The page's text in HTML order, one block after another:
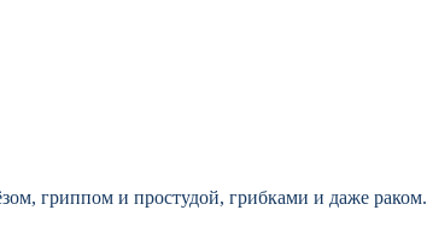
гриппом и простудой, грибками и даже раком.